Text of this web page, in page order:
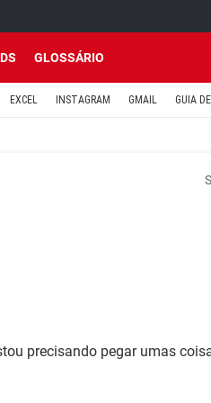
GLOSSÁRIO
EXCEL INSTAGRAM GMAIL GUIA
precisando pegar umas